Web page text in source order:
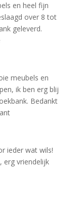
en heel fijn
over 8 tot
geleverd.
meubels en
ik ben erg blij
Bedankt
ieder wat wils!
erg vriendelijk